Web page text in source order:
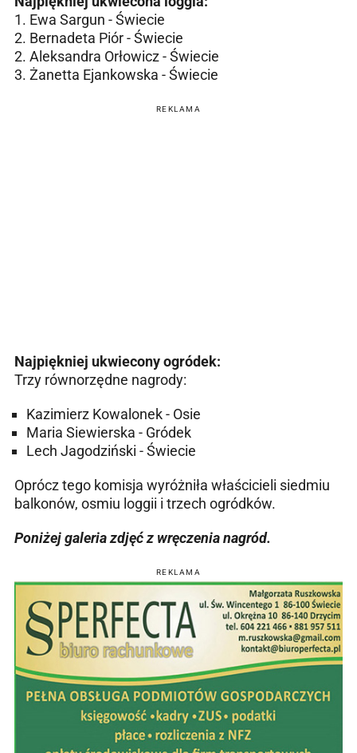
1. Ewa Sargun - Świecie
2. Bernadeta Piór - Świecie
2. Aleksandra Orłowicz - Świecie
3. Żanetta Ejankowska - Świecie
REKLAMA
Najpiękniej ukwiecony ogródek:
Trzy równorzędne nagrody:
Kazimierz Kowalonek - Osie
Maria Siewierska - Gródek
Lech Jagodziński - Świecie
Oprócz tego komisja wyróżniła właścicieli siedmiu
balkonów, osmiu loggii i trzech ogródków.
Poniżej galeria zdjęć z wręczenia nagród.
REKLAMA